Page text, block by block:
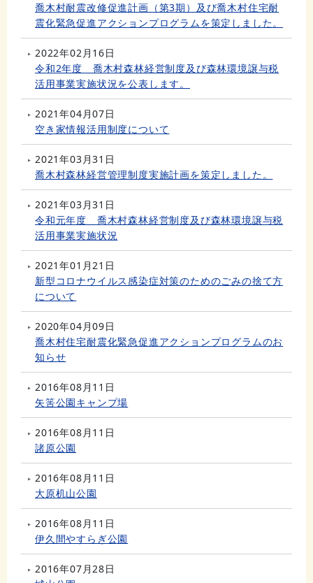
喬木村耐震改修促進計画（第3期）及び喬木村住宅耐
震化緊急促進アクションプログラムを策定しました。
2022年02月16日
令和2年度 喬木村森林経営制度及び森林環境譲与税
活用事業実施状況を公表します。
2021年04月07日
空き家情報活用制度について
2021年03月31日
喬木村森林経営管理制度実施計画を策定しました。
2021年03月31日
令和元年度 喬木村森林経営制度及び森林環境譲与税
活用事業実施状況
2021年01月21日
新型コロナウイルス感染症対策のためのごみの捨て方
について
2020年04月09日
喬木村住宅耐震化緊急促進アクションプログラムのお
知らせ
2016年08月11日
矢筈公園キャンプ場
2016年08月11日
諸原公園
2016年08月11日
大原机山公園
2016年08月11日
伊久間やすらぎ公園
2016年07月28日